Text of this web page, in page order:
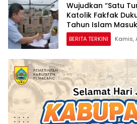
Wujudkan “Satu
Katolik Fakfak
Tahun Islam
BERITA TERKINI Kamis,